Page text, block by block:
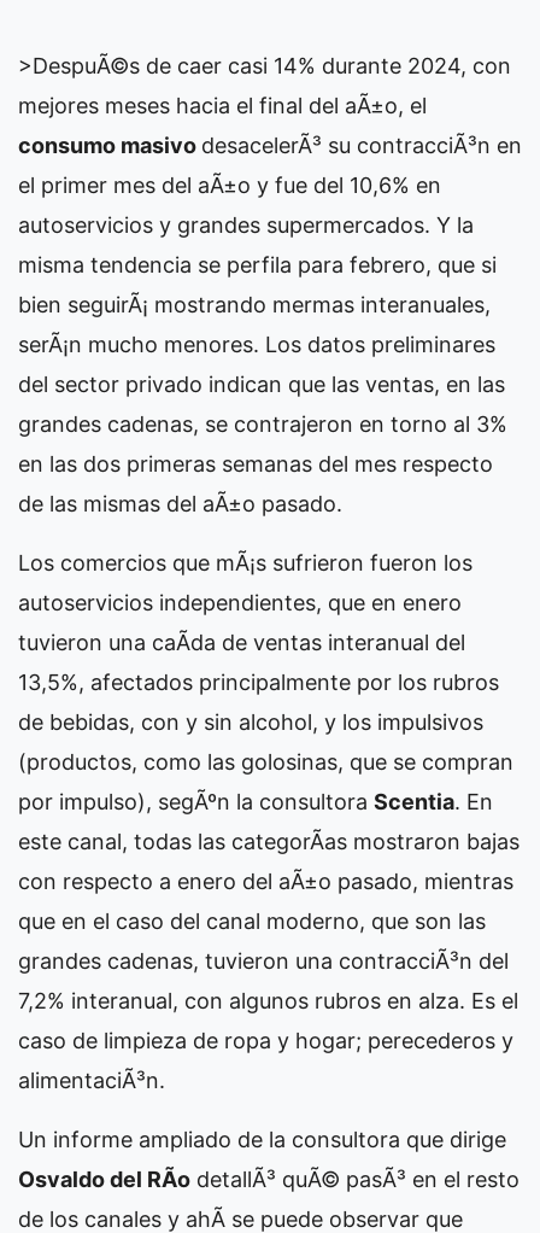
>DespuÃ©s de caer casi 14% durante 2024, con
mejores meses hacia el final del aÃ±o, el
consumo masivo desacelerÃ³ su contracciÃ³n en
el primer mes del aÃ±o y fue del 10,6% en
autoservicios y grandes supermercados. Y la
misma tendencia se perfila para febrero, que si
bien seguirÃ¡ mostrando mermas interanuales,
serÃ¡n mucho menores. Los datos preliminares
del sector privado indican que las ventas, en las
grandes cadenas, se contrajeron en torno al 3%
en las dos primeras semanas del mes respecto
de las mismas del aÃ±o pasado.
Los comercios que mÃ¡s sufrieron fueron los
autoservicios independientes, que en enero
tuvieron una caÃ­da de ventas interanual del
13,5%, afectados principalmente por los rubros
de bebidas, con y sin alcohol, y los impulsivos
(productos, como las golosinas, que se compran
por impulso), segÃºn la consultora Scentia. En
este canal, todas las categorÃ­as mostraron bajas
con respecto a enero del aÃ±o pasado, mientras
que en el caso del canal moderno, que son las
grandes cadenas, tuvieron una contracciÃ³n del
7,2% interanual, con algunos rubros en alza. Es el
caso de limpieza de ropa y hogar; perecederos y
alimentaciÃ³n.
Un informe ampliado de la consultora que dirige
Osvaldo del RÃ­o detallÃ³ quÃ© pasÃ³ en el resto
de los canales y ahÃ­ se puede observar que